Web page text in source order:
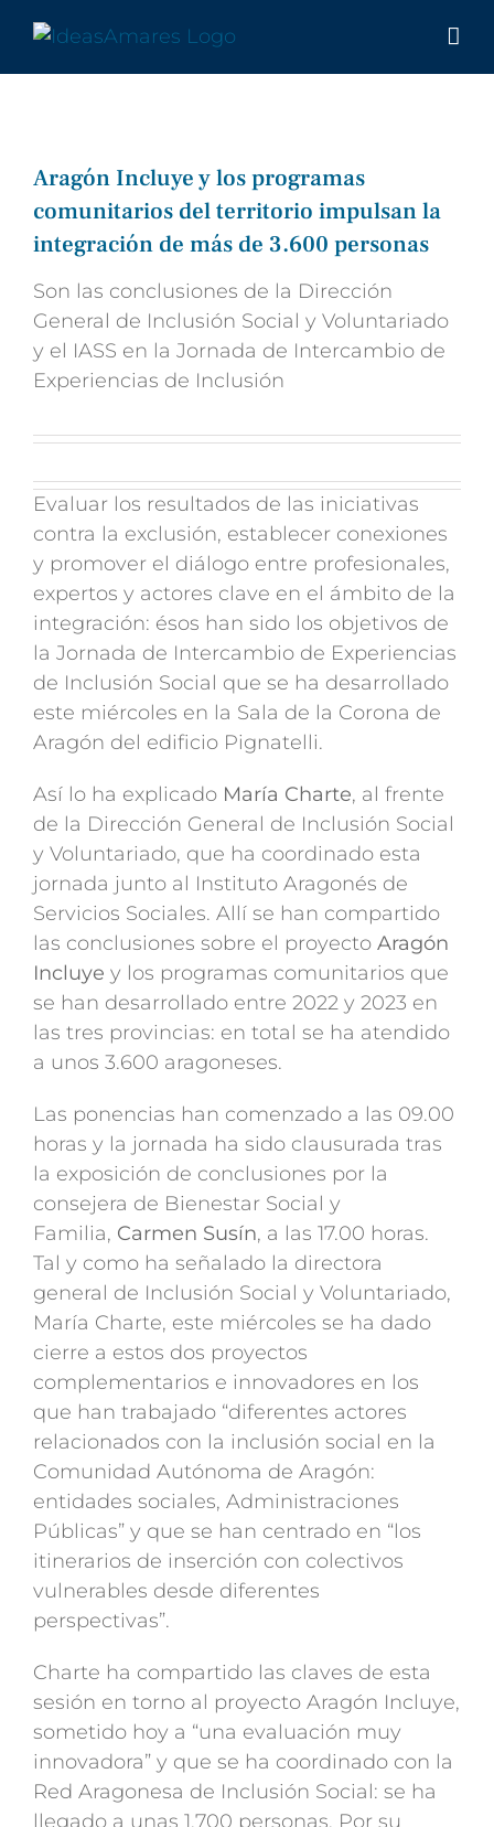
contenido
Aragón Incluye y los programas
comunitarios del territorio impulsan la
integración de más de 3.600 personas
Son las conclusiones de la Dirección
General de Inclusión Social y Voluntariado
y el IASS en la Jornada de Intercambio de
Experiencias de Inclusión
Evaluar los resultados de las iniciativas
contra la exclusión, establecer conexiones
y promover el diálogo entre profesionales,
expertos y actores clave en el ámbito de la
integración: ésos han sido los objetivos de
la Jornada de Intercambio de Experiencias
de Inclusión Social que se ha desarrollado
este miércoles en la Sala de la Corona de
Aragón del edificio Pignatelli.
Así lo ha explicado María Charte, al frente
de la Dirección General de Inclusión Social
y Voluntariado, que ha coordinado esta
jornada junto al Instituto Aragonés de
Servicios Sociales. Allí se han compartido
las conclusiones sobre el proyecto Aragón
Incluye y los programas comunitarios que
se han desarrollado entre 2022 y 2023 en
las tres provincias: en total se ha atendido
a unos 3.600 aragoneses.
Las ponencias han comenzado a las 09.00
horas y la jornada ha sido clausurada tras
la exposición de conclusiones por la
consejera de Bienestar Social y
Familia, Carmen Susín, a las 17.00 horas.
Tal y como ha señalado la directora
general de Inclusión Social y Voluntariado,
María Charte, este miércoles se ha dado
cierre a estos dos proyectos
complementarios e innovadores en los
que han trabajado “diferentes actores
relacionados con la inclusión social en la
Comunidad Autónoma de Aragón:
entidades sociales, Administraciones
Públicas” y que se han centrado en “los
itinerarios de inserción con colectivos
vulnerables desde diferentes
perspectivas”.
Charte ha compartido las claves de esta
sesión en torno al proyecto Aragón Incluye,
sometido hoy a “una evaluación muy
innovadora” y que se ha coordinado con la
Red Aragonesa de Inclusión Social: se ha
llegado a unas 1.700 personas. Por su